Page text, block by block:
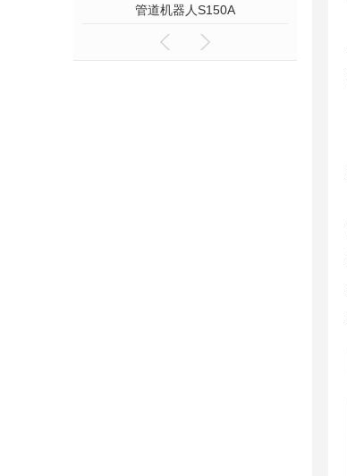
管道机器人S150A